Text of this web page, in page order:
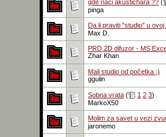
gde naci akustichara ?? (
pinga
Da li praviti "studio" u ovoj
Max D.
PRD 2D difuzor - MS
Zhar Khan
Mali studio od početka ;)
ggulin
Sobna vrata ( 1 2 3)
MarkoX50
Molim za savet u vezi
jaronemo